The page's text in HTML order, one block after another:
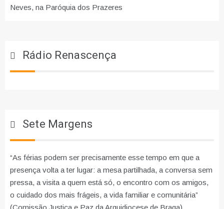
Neves, na Paróquia dos Prazeres
Rádio Renascença
Sete Margens
“As férias podem ser precisamente esse tempo em que a
presença volta a ter lugar: a mesa partilhada, a conversa sem
pressa, a visita a quem está só, o encontro com os amigos,
o cuidado dos mais frágeis, a vida familiar e comunitária”